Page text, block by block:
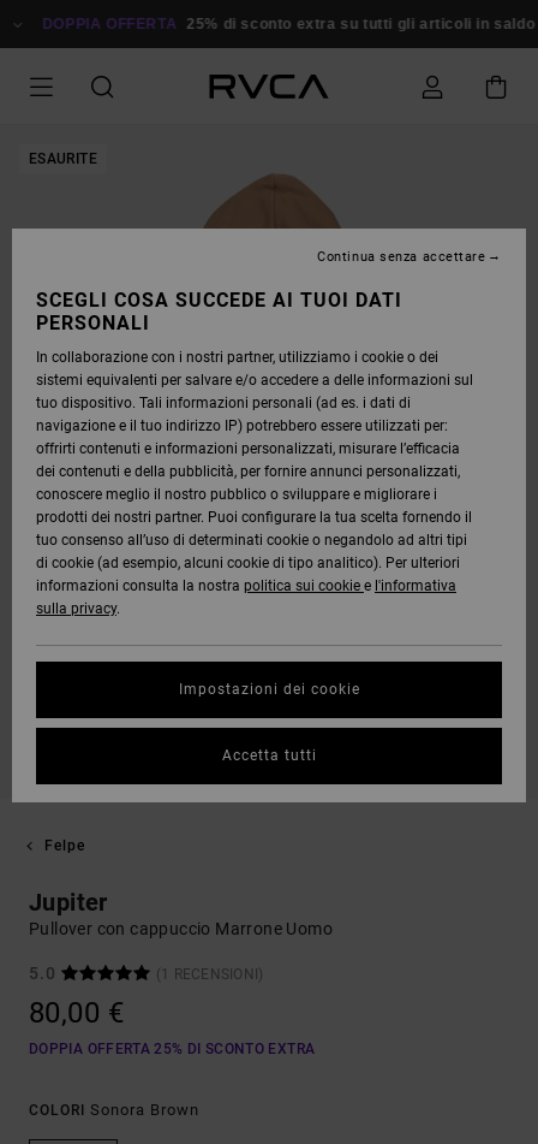
ALLE DOPPIA OFFERTA 25% di sconto extra su tutti gli articoli in saldo
ESAURITE
Felpe
Jupiter
Pullover con cappuccio Marrone Uomo
5.0 (1 RECENSIONI)
80,00 €
DOPPIA OFFERTA 25% DI SCONTO EXTRA
COLORI Sonora Brown
SCEGLI COSA SUCCEDE AI TUOI DATI
PERSONALI
In collaborazione con i nostri partner, utilizziamo i cookie o dei
sistemi equivalenti per salvare e/o accedere a delle informazioni sul
tuo dispositivo. Tali informazioni personali (ad es. i dati di
navigazione e il tuo indirizzo IP) potrebbero essere utilizzati per:
offrirti contenuti e informazioni personalizzati, misurare l’efficacia
dei contenuti e della pubblicità, per fornire annunci personalizzati,
conoscere meglio il nostro pubblico o sviluppare e migliorare i
prodotti dei nostri partner. Puoi configurare la tua scelta fornendo il
tuo consenso all’uso di determinati cookie o negandolo ad altri tipi
di cookie (ad esempio, alcuni cookie di tipo analitico). Per ulteriori
informazioni consulta la nostra politica sui cookie e l'informativa
sulla privacy.
Impostazioni dei cookie
Continua senza accettare
Accetta tutti